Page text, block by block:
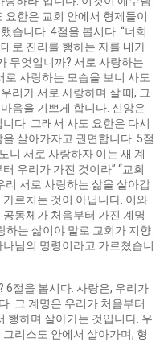
요한은 교회 안에서 형제들이
습니다. 4절을 봅시다. “너희
로 진리를 행하는 자를 내가
무엇입니까? 서로 사랑하는
사랑하는 모습을 보니 사도
리가 서로 사랑하며 살 때, 그
음을 기쁘게 합니다. 신앙은
다. 그래서 사도 요한은 다시
살아가자고 권면합니다. 5절
니 서로 사랑하자 이는 새 계
우리가 가진 것이라” “교회
리 서로 사랑하는 삶을 살아갑
르치는 것이 아닙니다. 이와
동체가 처음부터 가진 계명
하는 삶이야 말로 교회가 지향
님의 명령이라고 가르쳤습니
6절을 봅시다. 사랑은, 우리가
. 그 계명은 우리가 처음부터
행하며 살아가는 것입니다. 우
리스도 안에서 살아가며, 형